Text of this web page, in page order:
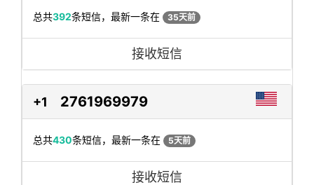
总共392条短信，最新一条在 35天前
接收短信
+1 2761969979
总共430条短信，最新一条在 5天前
接收短信